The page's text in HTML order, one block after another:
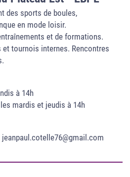
des sports de boules,
en mode loisir.
et de formations.
tournois internes. Rencontres
à 14h
mardis et jeudis à 14h